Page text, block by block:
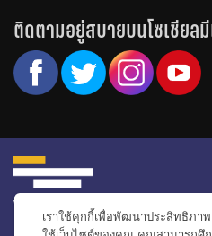
ติดตามอยู่สบายบนโซเชียล
เราใช้คุกกี้เพื่อพัฒนาประสิทธิภา